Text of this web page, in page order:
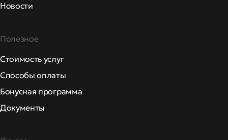
Новости
Полезное
Стоимость услуг
Способы оплаты
Бонусная программа
Документы